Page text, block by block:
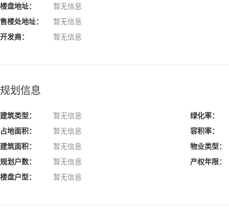
楼盘地址：
暂无信息
售楼处地址：
暂无信息
开发商：
暂无信息
规划信息
建筑类型： 暂无信息
绿化率：
占地面积：
暂无信息
容积率：
建筑面积：
暂无信息
物业类型：
规划户数：
暂无信息
产权年限：
楼盘户型：
暂无信息